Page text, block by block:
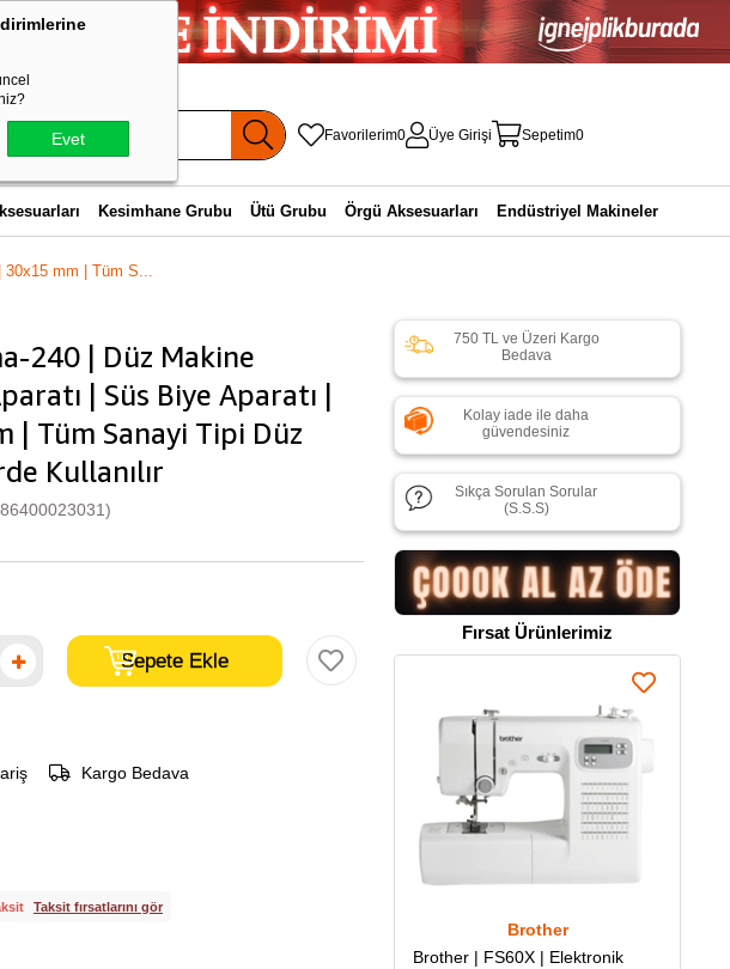
Evet Favorilerim0 Üye Girişi Sepetim0
Kesimhane Grubu Ütü Grubu Örgü Aksesuarları Endüstriyel Makineler
30x15 mm | Tüm S...
240 | Düz Makine
| Süs Biye Aparatı |
| Tüm Sanayi Tipi Düz
Kullanılır
Kargo Bedava
Taksit fırsatlarını gör
750 TL ve Üzeri Kargo
Bedava
Kolay iade ile daha
güvendesiniz
Sıkça Sorulan Sorular
(S.S.S)
Fırsat Ürünlerimiz
Brother
Brother | FS60X | Elektronik